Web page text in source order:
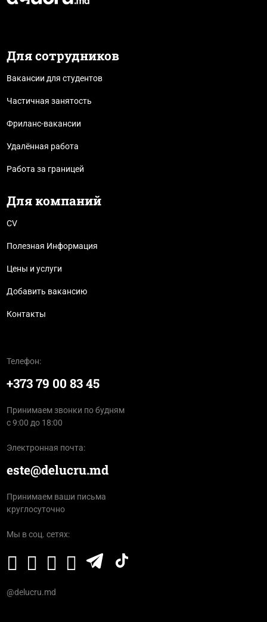
Для сотрудников
Вакансии для студентов
Частичная занятость
Фриланс-вакансии
Удалённая работа
Работа за границей
Для компаний
CV
Полезная Информация
Цены и услуги
Добавить вакансию
Контакты
Телефон:
+373 79 00 83 45
Принимаем звонки по будням
с 9:00 до 18:00
Электронная почта:
este@delucru.md
Принимаем ваши письма
круглосуточно
Мы в соц. сетях:
@delucru.md